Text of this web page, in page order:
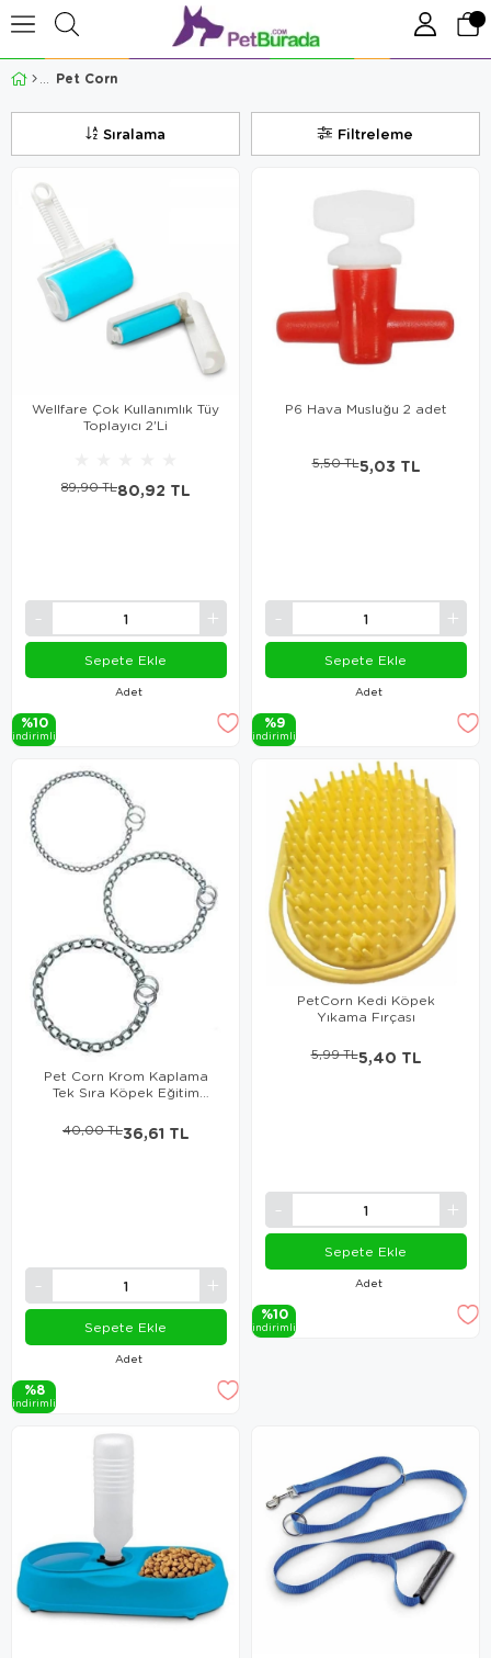
Pet Corn
Filtreleme
Sıralama
Wellfare Çok Kullanımlık Tüy
Toplayıcı 2'Li
Adet
80,92 TL
89,90 TL
Sepete Ekle
%10
i̇ndi̇ri̇mli̇
P6 Hava Musluğu 2 adet
Adet
5,03 TL
5,50 TL
Sepete Ekle
%9
i̇ndi̇ri̇mli̇
Pet Corn Krom Kaplama
Tek Sıra Köpek Eğitim
Adet
36,61 TL
40,00 TL
Sepete Ekle
%8
i̇ndi̇ri̇mli̇
PetCorn Kedi Köpek
Yıkama Fırçası
Adet
5,40 TL
5,99 TL
Sepete Ekle
%10
i̇ndi̇ri̇mli̇